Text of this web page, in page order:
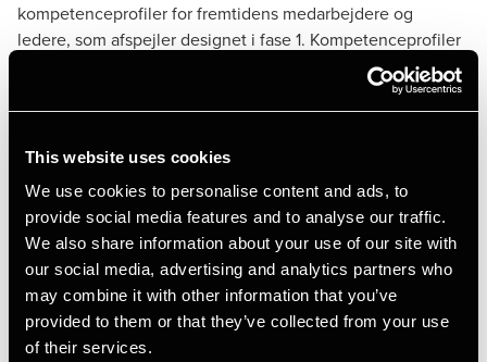
This website uses cookies
We use cookies to personalise content and ads, to
provide social media features and to analyse our traffic.
We also share information about your use of our site with
our social media, advertising and analytics partners who
may combine it with other information that you’ve
provided to them or that they’ve collected from your use
of their services.
kompetenceprofiler for fremtidens medarbejdere og
ledere, som afspejler designet i fase 1. Kompetenceprofiler
er et stærkt redskab til at kommunikere til og gå i dialog
med medarbejderne om fremtidens kompetencebehov - og
til at udmønte hvilken kompetenceudvikling, der skal
vurdering af, hvor der er behov for at prioritere
kompetenceudvikling og hvor mange og hvilke
medarbejdere, som skal deltage i de forskellige
kompetenceudviklingsaktiviteter. Endelig kan vi bistå jer
med at udarbejde en konkret plan for
kompetenceudviklings-, trænings- og læringsaktiviteter